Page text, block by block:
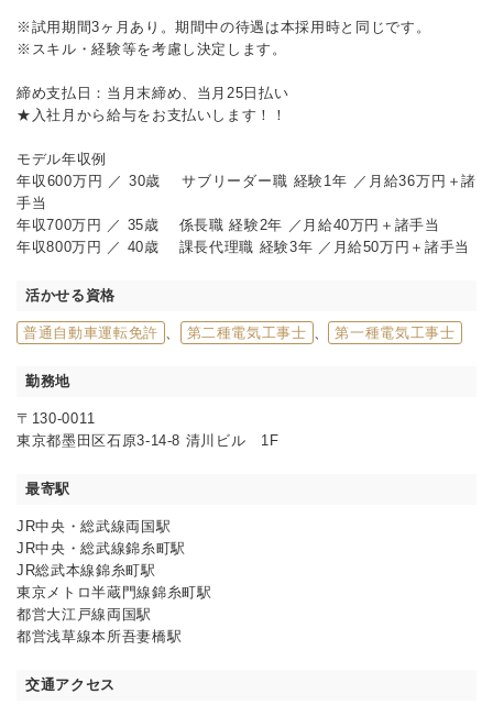
※試用期間3ヶ月あり。期間中の待遇は本採用時と同じです。
※スキル・経験等を考慮し決定します。
締め支払日：当月末締め、当月25日払い
★入社月から給与をお支払いします！！
モデル年収例
年収600万円 ／ 30歳 サブリーダー職 経験1年 ／月給36万円＋諸
手当
年収700万円 ／ 35歳 係長職 経験2年 ／月給40万円＋諸手当
年収800万円 ／ 40歳 課長代理職 経験3年 ／月給50万円＋諸手当
活かせる資格
普通自動車運転免許 、 第二種電気工事士 、 第一種電気工事士
勤務地
〒130-0011
東京都墨田区石原3-14-8 清川ビル 1F
最寄駅
JR中央・総武線両国駅
JR中央・総武線錦糸町駅
JR総武本線錦糸町駅
東京メトロ半蔵門線錦糸町駅
都営大江戸線両国駅
都営浅草線本所吾妻橋駅
交通アクセス